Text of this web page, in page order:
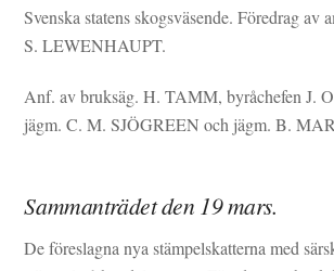
Svenska statens skogsväsende. Föredrag av
S. LEWENHAUPT.
Anf. av bruksäg. H. TAMM, byråchefen J.
jägm. C. M. SJÖGREEN och jägm. B.
Sammanträdet den 19 mars.
De föreslagna nya stämpelskatterna med